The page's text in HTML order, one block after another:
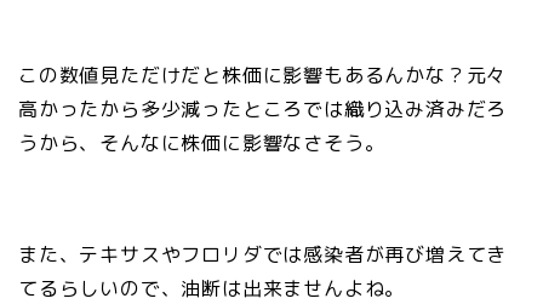
この数値見ただけだと株価に影響もあるんかな？元々
高かったから多少減ったところでは織り込み済みだろ
うから、そんなに株価に影響なさそう。
また、テキサスやフロリダでは感染者が再び増えてき
てるらしいので、油断は出来ませんよね。